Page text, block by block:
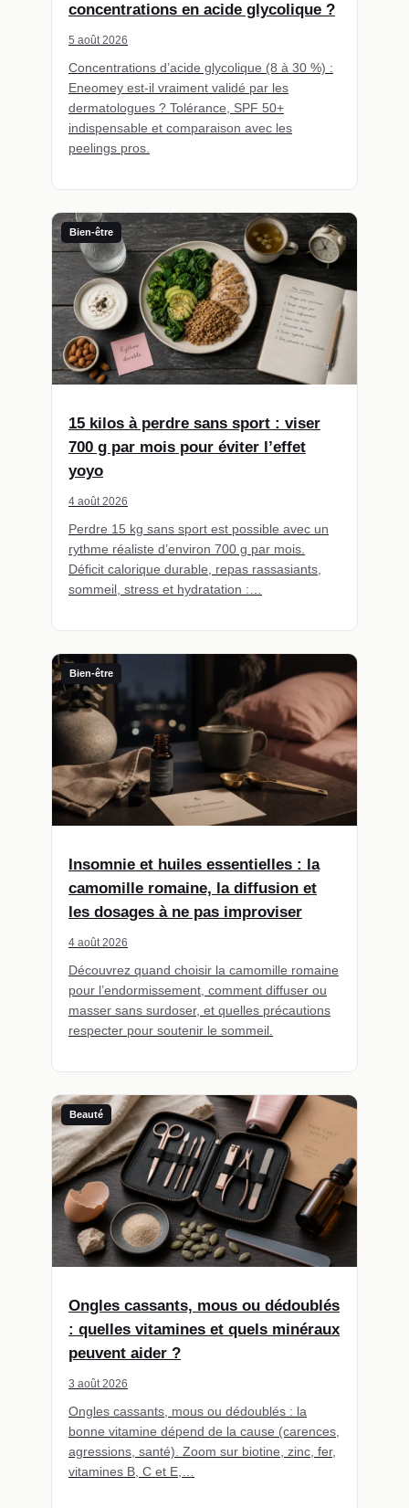
concentrations en acide glycolique ?
5 août 2026
Concentrations d’acide glycolique (8 à 30 %) :
Eneomey est-il vraiment validé par les
dermatologues ? Tolérance, SPF 50+
indispensable et comparaison avec les
peelings pros.
Bien-être
15 kilos à perdre sans sport : viser
700 g par mois pour éviter l’effet
yoyo
4 août 2026
Perdre 15 kg sans sport est possible avec un
rythme réaliste d’environ 700 g par mois.
Déficit calorique durable, repas rassasiants,
sommeil, stress et hydratation :…
Bien-être
Insomnie et huiles essentielles : la
camomille romaine, la diffusion et
les dosages à ne pas improviser
4 août 2026
Découvrez quand choisir la camomille romaine
pour l’endormissement, comment diffuser ou
masser sans surdoser, et quelles précautions
respecter pour soutenir le sommeil.
Beauté
Ongles cassants, mous ou dédoublés
: quelles vitamines et quels minéraux
peuvent aider ?
3 août 2026
Ongles cassants, mous ou dédoublés : la
bonne vitamine dépend de la cause (carences,
agressions, santé). Zoom sur biotine, zinc, fer,
vitamines B, C et E,…